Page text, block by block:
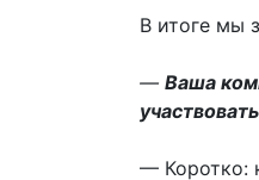
В итоге мы
— Ваша
— Коротко: